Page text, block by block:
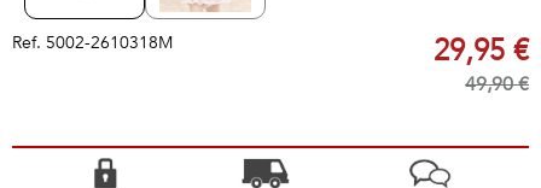
Ref. 5002-2610318M 29,95 €
49,90 €